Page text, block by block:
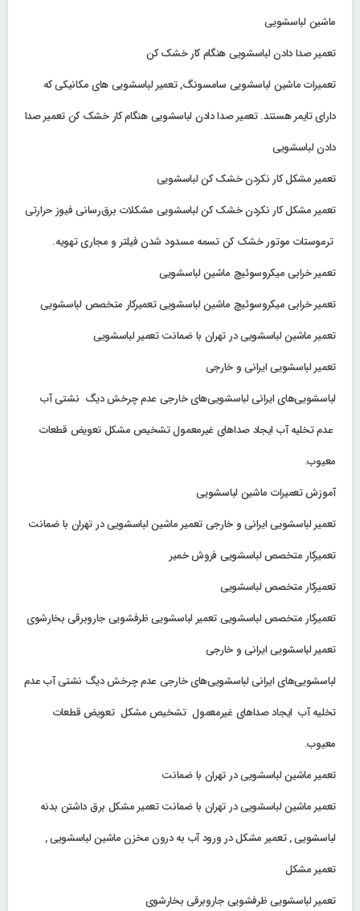
ماشین لباسشویی
تعمیر صدا دادن لباسشویی هنگام کار خشک کن
تعمیرات ماشین لباسشویی سامسونگ, تعمیر لباسشویی های مکانیکی که
دارای تایمر هستند. تعمیر صدا دادن لباسشویی هنگام کار خشک کن تعمیر صدا
دادن لباسشویی
تعمیر مشکل کار نکردن خشک کن لباسشویی
تعمیر مشکل کار نکردن خشک کن لباسشویی مشکلات برق‌رسانی فیوز حرارتی
ترموستات موتور خشک کن تسمه مسدود شدن فیلتر و مجاری تهویه.
تعمیر خرابی میکروسوئیچ ماشین لباسشویی
تعمیر خرابی میکروسوئیچ ماشین لباسشویی تعمیرکار متخصص لباسشویی
تعمیر ماشین لباسشویی در تهران با ضمانت تعمیر لباسشویی
تعمیر لباسشویی ایرانی و خارجی
لباسشویی‌های ایرانی لباسشویی‌های خارجی عدم چرخش دیگ نشتی آب
عدم تخلیه آب ایجاد صداهای غیرمعمول تشخیص مشکل تعویض قطعات
معیوب.
آموزش تعمیرات ماشین لباسشویی
تعمیر لباسشویی ایرانی و خارجی تعمیر ماشین لباسشویی در تهران با ضمانت
تعمیرکار متخصص لباسشویی فروش خمیر
تعمیرکار متخصص لباسشویی
تعمیرکار متخصص لباسشویی تعمیر لباسشویی ظرفشویی جاروبرقی بخارشوی
تعمیر لباسشویی ایرانی و خارجی
لباسشویی‌های ایرانی لباسشویی‌های خارجی عدم چرخش دیگ نشتی آب عدم
تخلیه آب ایجاد صداهای غیرمعمول تشخیص مشکل تعویض قطعات
معیوب.
تعمیر ماشین لباسشویی در تهران با ضمانت
تعمیر ماشین لباسشویی در تهران با ضمانت تعمیر مشکل برق داشتن بدنه
لباسشویی , تعمیر مشکل در ورود آب به درون مخزن ماشین لباسشویی ,
تعمیر مشکل
تعمیر لباسشویی ظرفشویی جاروبرقی بخارشوی